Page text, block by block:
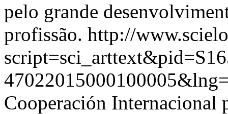
pelo grande
profissão. http://
Cooperación Internacional